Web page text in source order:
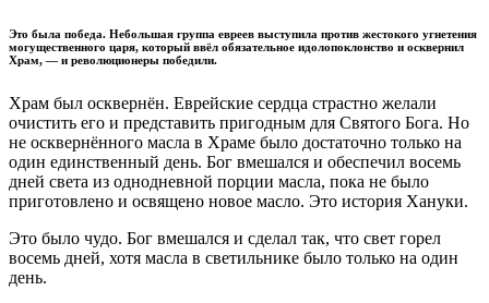
Это была победа. Небольшая группа евреев выступила против жестокого угнетения
могущественного царя, который ввёл обязательное идолопоклонство и осквернил
Храм, — и революционеры победили.
Храм был осквернён. Еврейские сердца страстно желали
очистить его и представить пригодным для Святого Бога. Но
не осквернённого масла в Храме было достаточно только на
один единственный день. Бог вмешался и обеспечил восемь
дней света из однодневной порции масла, пока не было
приготовлено и освящено новое масло. Это история Хануки.
Это было чудо. Бог вмешался и сделал так, что свет горел
восемь дней, хотя масла в светильнике было только на один
день.